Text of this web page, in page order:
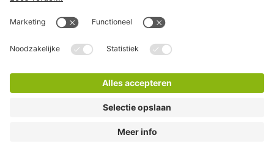
Copyright
Privacy statement
Disclaimer